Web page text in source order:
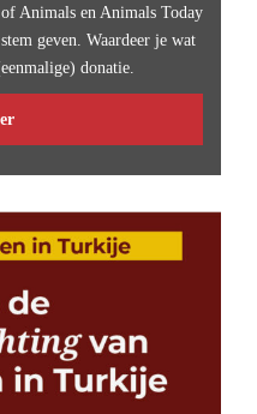
Animals en Animals Today
geven. Waardeer je wat
donatie.